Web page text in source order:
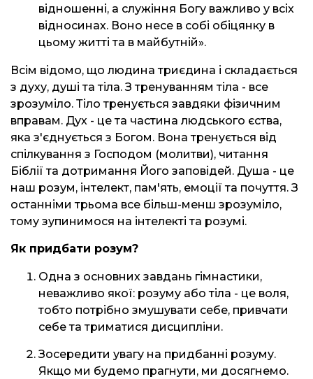
відношенні, а служіння Богу важливо у всіх
відносинах. Воно несе в собі обіцянку в
цьому житті та в майбутній».
Всім відомо, що людина триєдина і складається
з духу, душі та тіла. З тренуванням тіла - все
зрозуміло. Тіло тренується завдяки фізичним
вправам. Дух - це та частина людського єства,
яка з'єднується з Богом. Вона тренується від
спілкування з Господом (молитви), читання
Біблії та дотримання Його заповідей. Душа - це
наш розум, інтелект, пам'ять, емоції та почуття. З
останніми трьома все більш-менш зрозуміло,
тому зупинимося на інтелекті та розумі.
Як придбати розум?
Одна з основних завдань гімнастики,
неважливо якої: розуму або тіла - це воля,
тобто потрібно змушувати себе, привчати
себе та триматися дисципліни.
Зосередити увагу на придбанні розуму.
Якщо ми будемо прагнути, ми досягнемо.